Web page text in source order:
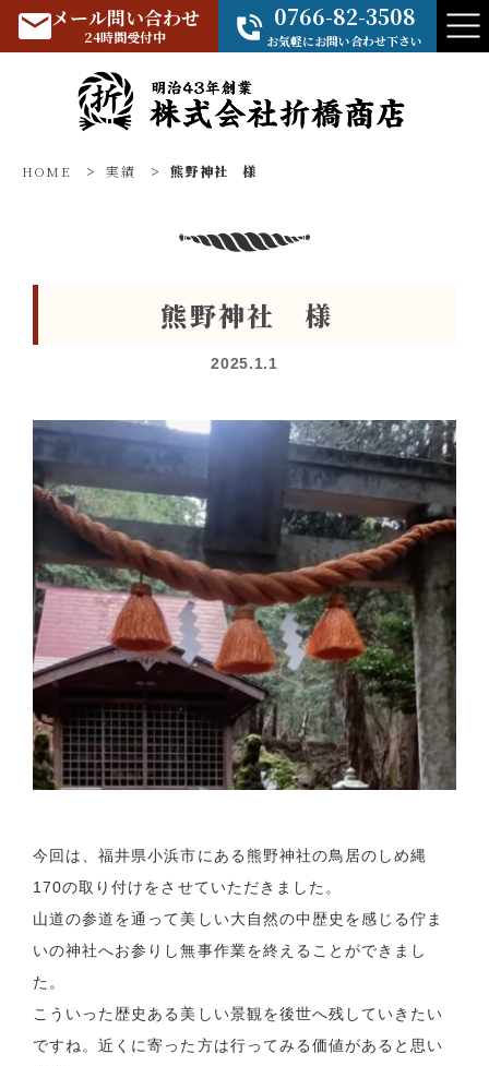
メール問い合わせ
24時間受付中
0766-82-3508
お気軽にお問い合わせ下さい
HOME > 実績 > 熊野神社 様
熊野神社 様
2025.1.1
今回は、福井県小浜市にある熊野神社の鳥居のしめ縄
170の取り付けをさせていただきました。
山道の参道を通って美しい大自然の中歴史を感じる佇ま
いの神社へお参りし無事作業を終えることができまし
た。
こういった歴史ある美しい景観を後世へ残していきたい
ですね。近くに寄った方は行ってみる価値があると思い